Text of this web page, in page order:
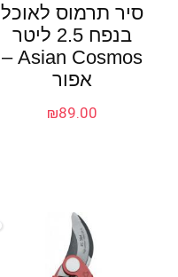
סיר תרמוס לאוכל
בנפח 2.5 ליטר
Asian Cosmos –
אפור
₪89.00